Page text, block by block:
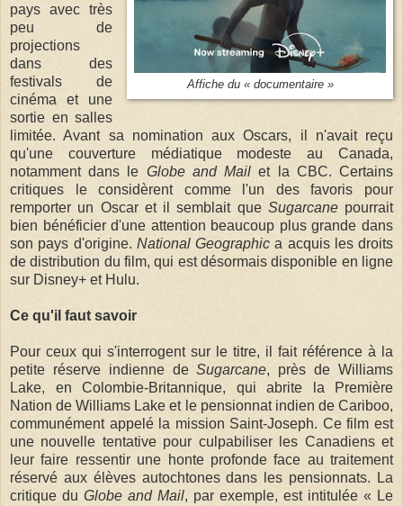
Affiche du « documentaire »
pays avec très
peu de
projections
dans des
festivals de
cinéma et une
sortie en salles
limitée. Avant sa nomination aux Oscars, il n'avait reçu
qu'une couverture médiatique modeste au Canada,
notamment dans le Globe and Mail et la CBC. Certains
critiques le considèrent comme l'un des favoris pour
remporter un Oscar et il semblait que Sugarcane pourrait
bien bénéficier d'une attention beaucoup plus grande dans
son pays d'origine. National Geographic a acquis les droits
de distribution du film, qui est désormais disponible en ligne
sur Disney+ et Hulu.
Ce qu'il faut savoir
Pour ceux qui s'interrogent sur le titre, il fait référence à la
petite réserve indienne deSugarcane, près de Williams
Lake, en Colombie-Britannique, qui abrite la Première
Nation de Williams Lake et le pensionnat indien de Cariboo,
communément appelé la mission Saint-Joseph. Ce film est
une nouvelle tentative pour culpabiliser les Canadiens et
leur faire ressentir une honte profonde face au traitement
réservé aux élèves autochtones dans les pensionnats. La
critique du Globe and Mail, par exemple, est intitulée « Le